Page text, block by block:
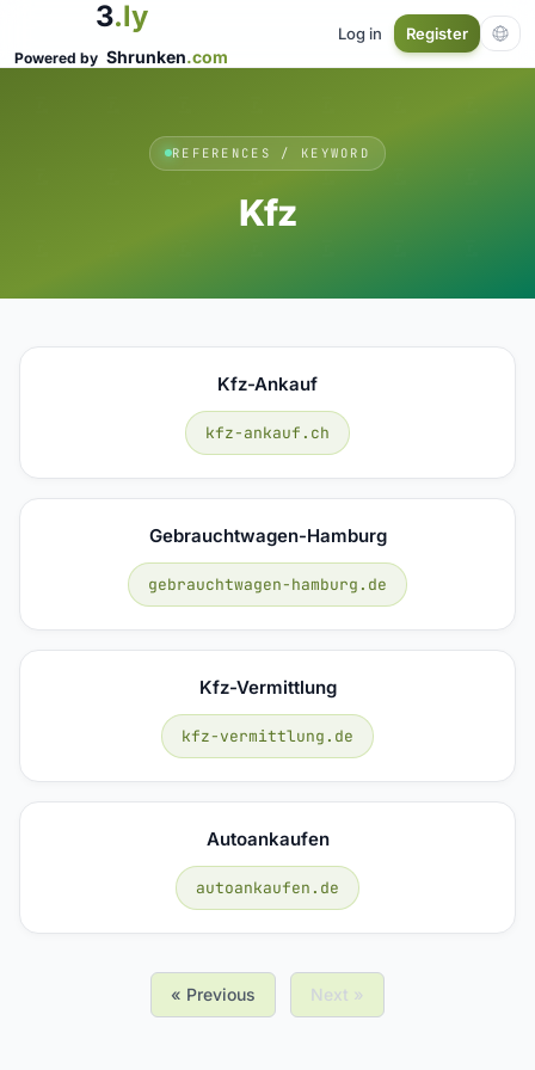
3.ly
Powered by Shrunken.com
Log in Register
REFERENCES / KEYWORD
Kfz
Kfz-Ankauf
kfz-ankauf.ch
Gebrauchtwagen-Hamburg
gebrauchtwagen-hamburg.de
Kfz-Vermittlung
kfz-vermittlung.de
Autoankaufen
autoankaufen.de
« Previous Next »